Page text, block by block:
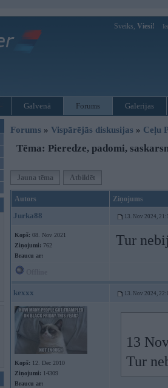
Sveiks, Viesi!
Galvenā Forums Galerijas
Forums » Vispārējās diskusijas » Ceļu
Tēma: Pieredze, padomi,
Jauna tēma Atbildēt
Autors Ziņojums
Jurka88 13. Nov 2024,
Kopš: 08. Nov 2021
Ziņojumi: 762
Braucu ar:
Tur
kexxx 13. Nov 2024,
Kopš: 12. Dec 2010
Ziņojumi: 14309
Braucu ar:
13
Tur